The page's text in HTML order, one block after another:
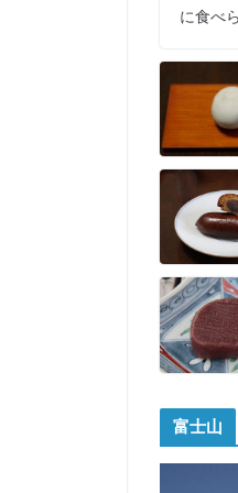
に食べら
富士山